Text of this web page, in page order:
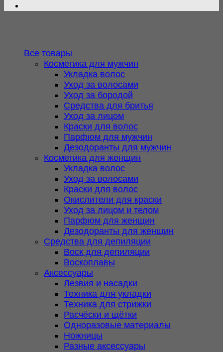
Все товары
Косметика для мужчин
Укладка волос
Уход за волосами
Уход за бородой
Средства для бритья
Уход за лицом
Краски для волос
Парфюм для мужчин
Дезодоранты для мужчин
Косметика для женщин
Укладка волос
Уход за волосами
Краски для волос
Окислители для краски
Уход за лицом и телом
Парфюм для женщин
Дезодоранты для женщин
Средства для депиляции
Воск для депиляции
Воскоплавы
Аксессуары
Лезвия и насадки
Техника для укладки
Техника для стрижки
Расчёски и щётки
Одноразовые материалы
Ножницы
Разные аксессуары